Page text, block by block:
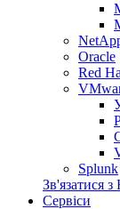
Oracle
Red
Splunk
Зв'язатися
Сервіси